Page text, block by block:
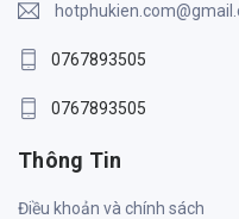
0767893505
0767893505
Thông Tin
Điều khoản và chính sách